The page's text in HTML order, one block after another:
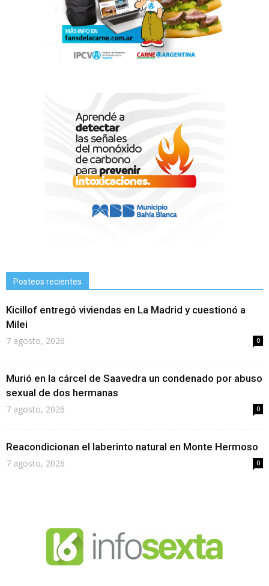
Posteos recientes
Kicillof entregó viviendas en La Madrid y cuestionó a
Milei
7 agosto, 2026 0
Murió en la cárcel de Saavedra un condenado por abuso
sexual de dos hermanas
7 agosto, 2026 0
Reacondicionan el laberinto natural en Monte Hermoso
7 agosto, 2026 0